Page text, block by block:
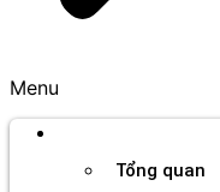
Menu
Tổng quan